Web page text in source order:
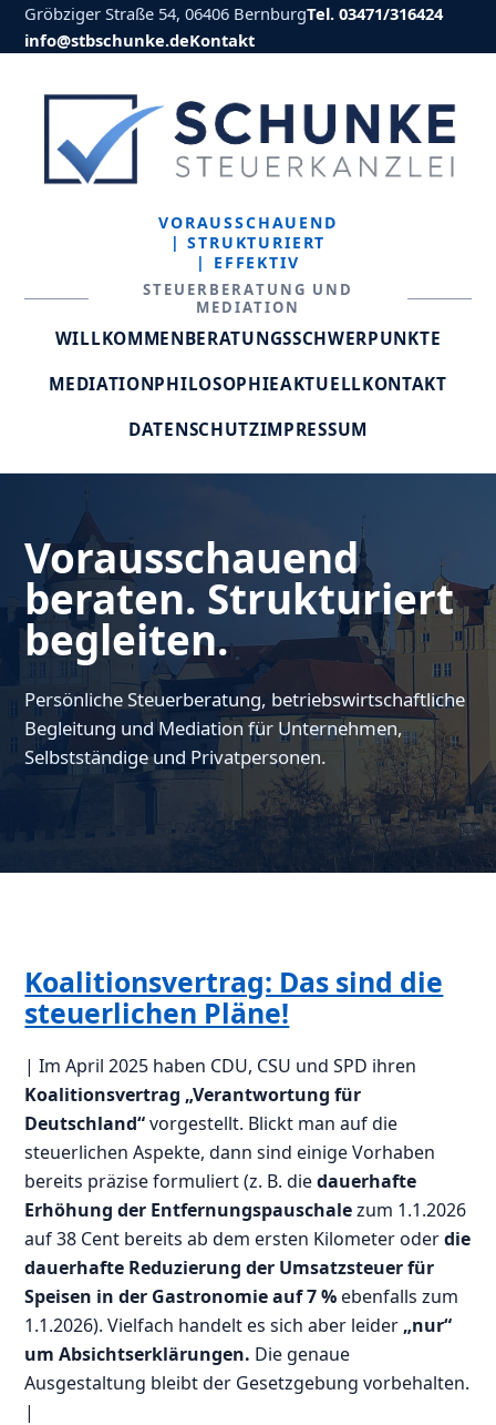
Gröbziger Straße 54, 06406 BernburgTel. 03471/316424
info@stbschunke.deKontakt
VORAUSSCHAUEND
| STRUKTURIERT
| EFFEKTIV
STEUERBERATUNG UND
MEDIATION
WILLKOMMENBERATUNGSSCHWERPUNKTE
MEDIATIONPHILOSOPHIEAKTUELLKONTAKT
DATENSCHUTZIMPRESSUM
Vorausschauend
beraten. Strukturiert
begleiten.
Persönliche Steuerberatung, betriebswirtschaftliche
Begleitung und Mediation für Unternehmen,
Selbstständige und Privatpersonen.
Koalitionsvertrag: Das sind die
steuerlichen Pläne!
| Im April 2025 haben CDU, CSU und SPD ihren
Koalitionsvertrag „Verantwortung für
Deutschland“vorgestellt. Blickt man auf die
steuerlichen Aspekte, dann sind einige Vorhaben
bereits präzise formuliert (z. B. diedauerhafte
Erhöhung der Entfernungspauschalezum 1.1.2026
auf 38 Cent bereits ab dem ersten Kilometer oderdie
dauerhafte Reduzierung der Umsatzsteuer für
Speisen in der Gastronomie auf 7 %ebenfalls zum
1.1.2026). Vielfach handelt es sich aber leider „nur“
um Absichtserklärungen. Die genaue
Ausgestaltung bleibt der Gesetzgebung vorbehalten.
|